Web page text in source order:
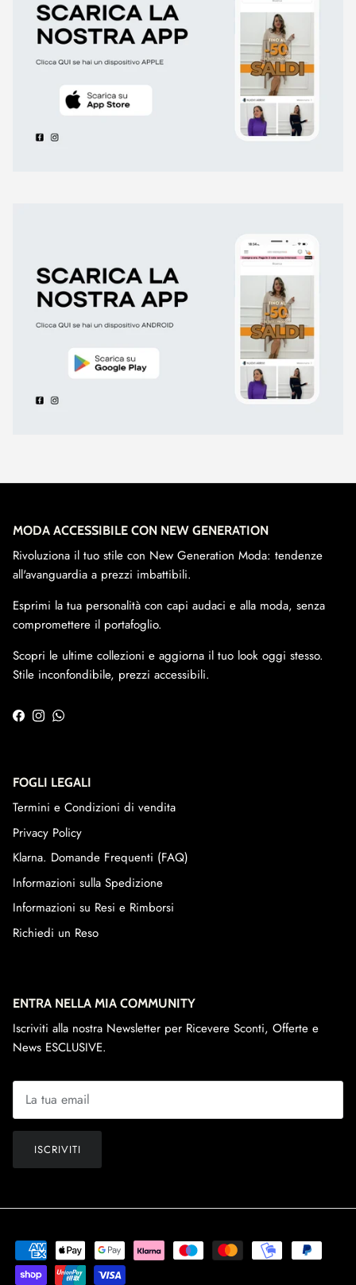
MODA ACCESSIBILE CON NEW GENERATION
Rivoluziona il tuo stile con New Generation Moda: tendenze
all'avanguardia a prezzi imbattibili.
Esprimi la tua personalità con capi audaci e alla moda, senza
compromettere il portafoglio.
Scopri le ultime collezioni e aggiorna il tuo look oggi stesso.
Stile inconfondibile, prezzi accessibili.
Facebook
InstagramWhatsApp
FOGLI LEGALI
Termini e Condizioni di vendita
Privacy Policy
Klarna. Domande Frequenti (FAQ)
Informazioni sulla Spedizione
Informazioni su Resi e Rimborsi
Richiedi un Reso
ENTRA NELLA MIA COMMUNITY
Iscriviti alla nostra Newsletter per Ricevere Sconti, Offerte e
News ESCLUSIVE.
ISCRIVITI